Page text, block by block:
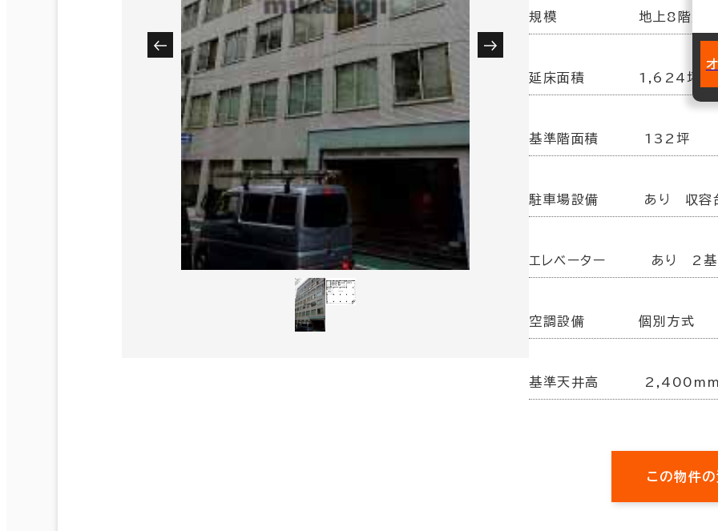
規模 地上8階／
延床面積 1,624坪
基準階面積 132坪
駐車場設備 あり 収容
エレベーター あり 2基
空調設備 個別方式
基準天井高 2,400mm
この物件